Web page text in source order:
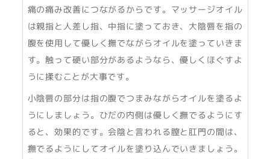
痛の痛み改善につながるからです。マッサージオイル
は親指と人差し指、中指に塗っておき、大陰唇を指の
腹を使用して優しく撫でながらオイルを塗っていきま
す。触って硬い部分があるようなら、優しくほぐすよ
うに揉むことが大事です。
小陰唇の部分は指の腹でつまみながらオイルを塗るよ
うにしましょう。ひだの内側は優しく撫でるようにす
ると、効果的です。会陰と言われる膣と肛門の間は、
撫でるようにしてオイルを塗り込んでいきましょう。